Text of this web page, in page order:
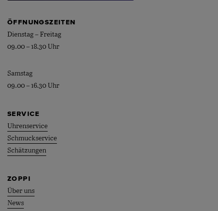
ÖFFNUNGSZEITEN
Dienstag – Freitag
09.00 – 18.30 Uhr
Samstag
09.00 – 16.30 Uhr
SERVICE
Uhrenservice
Schmuckservice
Schätzungen
ZOPPI
Über uns
News